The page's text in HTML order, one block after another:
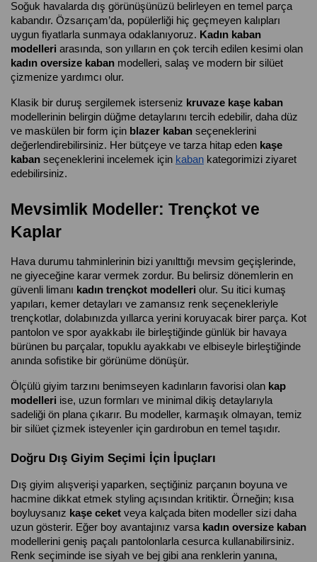
Soğuk havalarda dış görünüşünüzü belirleyen en temel parça
kabandır. Özsarıçam’da, popülerliği hiç geçmeyen kalıpları
uygun fiyatlarla sunmaya odaklanıyoruz. Kadın kaban
modelleri
kadın oversize kaban modelleri, salaş ve modern bir silüet
çizmenize yardımcı olur.
Klasik bir duruş sergilemek isterseniz kruvaze kaşe kaban
modellerinin belirgin düğme detaylarını tercih edebilir, daha düz
ve maskülen bir form için blazer kaban seçeneklerini
değerlendirebilirsiniz. Her bütçeye ve tarza hitap eden kaşe
kaban seçeneklerini incelemek için kaban kategorimizi ziyaret
edebilirsiniz.
Mevsimlik Modeller: Trençkot ve
Kaplar
Hava durumu tahminlerinin bizi yanılttığı mevsim geçişlerinde,
ne giyeceğine karar vermek zordur. Bu belirsiz dönemlerin en
güvenli limanı kadın trençkot modelleri olur. Su itici kumaş
yapıları, kemer detayları ve zamansız renk seçenekleriyle
trençkotlar, dolabınızda yıllarca yerini koruyacak birer parça. Kot
pantolon ve spor ayakkabı ile birleştiğinde günlük bir havaya
bürünen bu parçalar, topuklu ayakkabı ve elbiseyle birleştiğinde
anında sofistike bir görünüme dönüşür.
Ölçülü giyim tarzını benimseyen kadınların favorisi olan kap
modelleri ise, uzun formları ve minimal dikiş detaylarıyla
sadeliği ön plana çıkarır. Bu modeller, karmaşık olmayan, temiz
bir silüet çizmek isteyenler için gardırobun en temel taşıdır.
Doğru Dış Giyim Seçimi İçin İpuçları
Dış giyim alışverişi yaparken, seçtiğiniz parçanın boyuna ve
hacmine dikkat etmek styling açısından kritiktir. Örneğin; kısa
boyluysanız kaşe ceket veya kalçada biten modeller sizi daha
uzun gösterir. Eğer boy avantajınız varsa kadın oversize kaban
modellerini geniş paçalı pantolonlarla cesurca kullanabilirsiniz.
Renk seçiminde ise siyah ve bej gibi ana renklerin yanına,